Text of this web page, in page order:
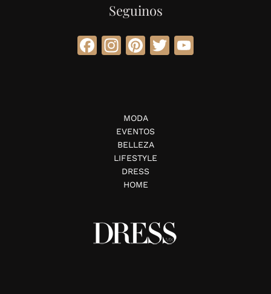
Seguinos
Facebook
Instagram
Pinterest
Twitter
MODA
EVENTOS
BELLEZA
LIFESTYLE
DRESS
HOME